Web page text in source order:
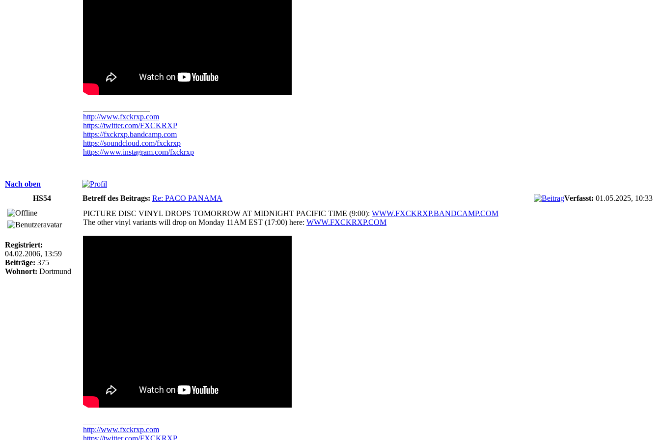
http://www.fxckrxp.com
https://twitter.com/FXCKRXP
https://fxckrxp.bandcamp.com
https://soundcloud.com/fxckrxp
https://www.instagram.com/fxckrxp
Nach oben
HS54
Betreff des Beitrags: Re: PACO PANAMA Verfasst: 01.05.2025, 10:33
Registriert:
04.02.2006, 13:59
Beiträge: 375
Wohnort: Dortmund
PICTURE DISC VINYL DROPS TOMORROW AT MIDNIGHT PACIFIC TIME (9:00): WWW.FXCKRXP.BANDCAMP.COM
The other vinyl variants will drop on Monday 11AM EST (17:00) here: WWW.FXCKRXP.COM
http://www.fxckrxp.com
https://twitter.com/FXCKRXP